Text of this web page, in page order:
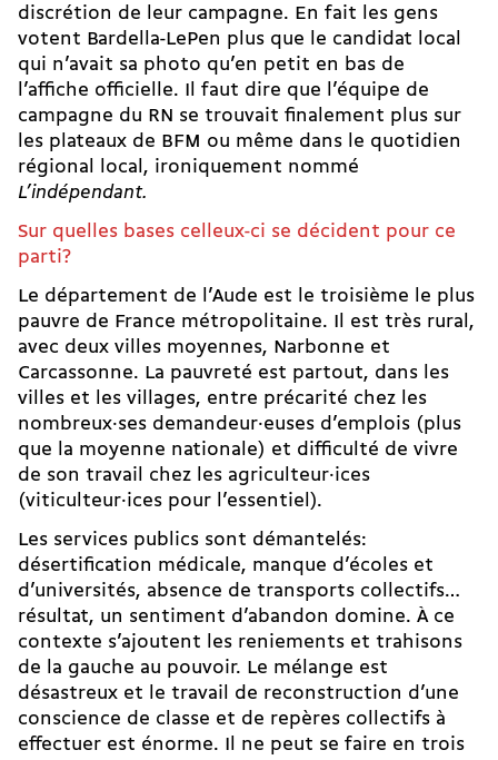
discrétion de leur campagne. En fait les gens
votent Bardella-LePen plus que le candidat local
qui n’avait sa photo qu’en petit en bas de
l’affiche officielle. Il faut dire que l’équipe de
campagne du RN se trouvait finalement plus sur
les plateaux de BFM ou même dans le quotidien
régional local, ironiquement nommé
L’indépendant.
Sur quelles bases celleux-ci se décident pour ce
parti?
Le département de l’Aude est le troisième le plus
pauvre de France métropolitaine. Il est très rural,
avec deux villes moyennes, Narbonne et
Carcassonne. La pauvreté est partout, dans les
villes et les villages, entre précarité chez les
nombreux·ses demandeur·euses d’emplois (plus
que la moyenne nationale) et difficulté de vivre
de son travail chez les agriculteur·ices
(viticulteur·ices pour l’essentiel).
Les services publics sont démantelés:
désertification médicale, manque d’écoles et
d’universités, absence de transports collectifs…
résultat, un sentiment d’abandon domine. À ce
contexte s’ajoutent les reniements et trahisons
de la gauche au pouvoir. Le mélange est
désastreux et le travail de reconstruction d’une
conscience de classe et de repères collectifs à
effectuer est énorme. Il ne peut se faire en trois